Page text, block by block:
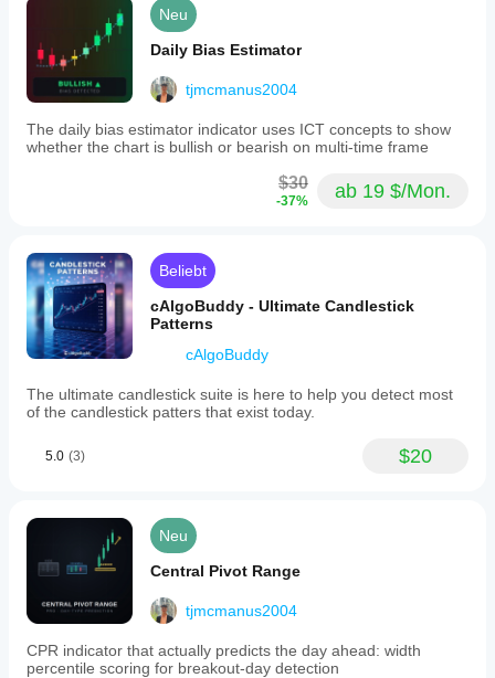
sein,
andere
Wenden Sie den
auf
verschiedene
Symbole und
Zeiträume an, um
zu verstehen, wie
er sich unter
verschiedenen
Sollte ich die
Indikatorparameter
anpassen?
Ja, Sie
können
Parameter
ändern, um
Neu
Daily Bias Estimator
tjmcmanus2004
The daily bias estimator indicator uses ICT concepts to show
whether the chart is bullish or bearish on multi-time frame
$30
-37% ab 19 $/Mon.
Beliebt
cAlgoBuddy - Ultimate Candlestick
Patterns
cAlgoBuddy
The ultimate candlestick suite is here to help you detect most
of the candlestick patters that exist today.
5.0 (3) $20
Neu
Central Pivot Range
tjmcmanus2004
CPR indicator that actually predicts the day ahead: width
percentile scoring for breakout-day detection